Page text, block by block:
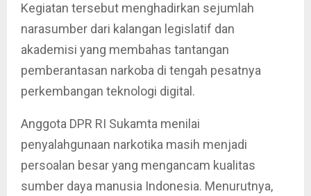
Kegiatan tersebut menghadirkan sejumlah
narasumber dari kalangan legislatif dan
akademisi yang membahas tantangan
pemberantasan narkoba di tengah pesatnya
perkembangan teknologi digital.
Anggota DPR RI Sukamta menilai
penyalahgunaan narkotika masih menjadi
persoalan besar yang mengancam kualitas
sumber daya manusia Indonesia. Menurutnya,